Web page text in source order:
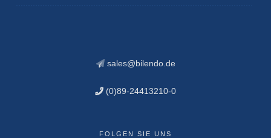
sales@bilendo.de
(0)89-24413210-0
FOLGEN SIE UNS